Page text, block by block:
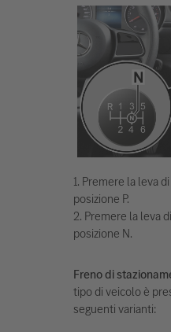
1. Premere la leva
posizione P.
2. Premere la leva
posizione N.
Freno di
tipo di veicolo è
seguenti varianti: